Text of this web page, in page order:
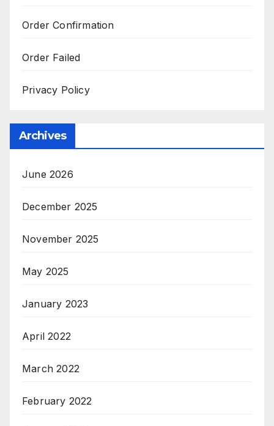
Order Confirmation
Order Failed
Privacy Policy
Archives
June 2026
December 2025
November 2025
May 2025
January 2023
April 2022
March 2022
February 2022